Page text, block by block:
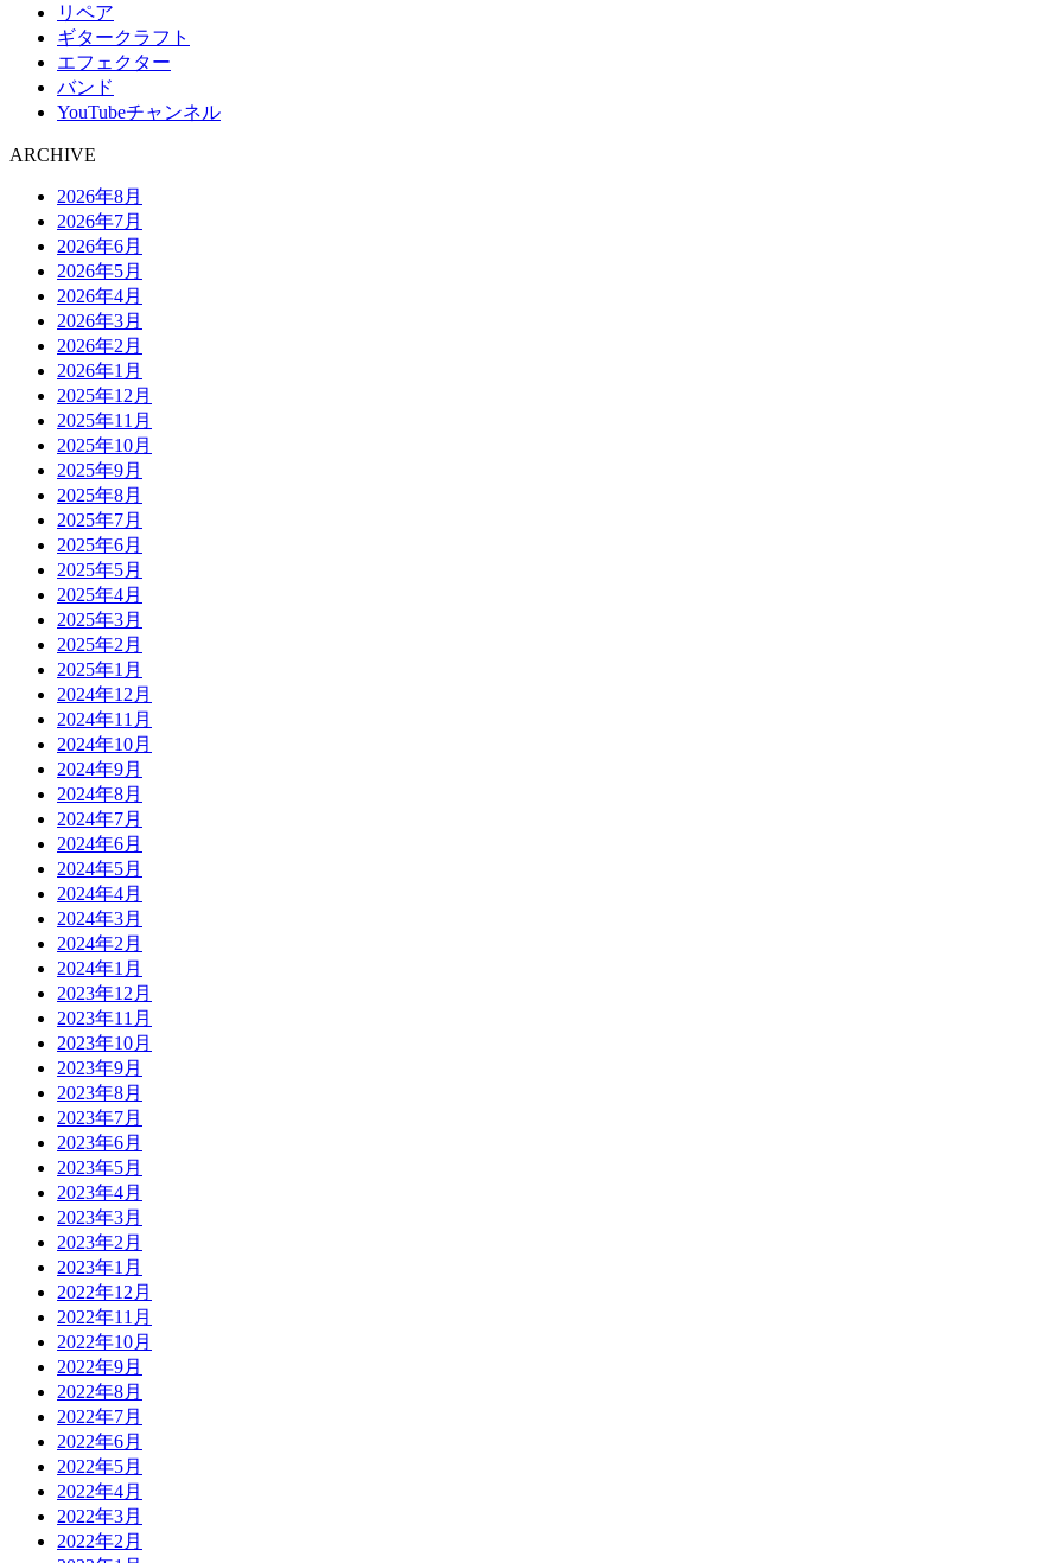
リペア
ギタークラフト
エフェクター
バンド
YouTubeチャンネル
ARCHIVE
2026年8月
2026年7月
2026年6月
2026年5月
2026年4月
2026年3月
2026年2月
2026年1月
2025年12月
2025年11月
2025年10月
2025年9月
2025年8月
2025年7月
2025年6月
2025年5月
2025年4月
2025年3月
2025年2月
2025年1月
2024年12月
2024年11月
2024年10月
2024年9月
2024年8月
2024年7月
2024年6月
2024年5月
2024年4月
2024年3月
2024年2月
2024年1月
2023年12月
2023年11月
2023年10月
2023年9月
2023年8月
2023年7月
2023年6月
2023年5月
2023年4月
2023年3月
2023年2月
2023年1月
2022年12月
2022年11月
2022年10月
2022年9月
2022年8月
2022年7月
2022年6月
2022年5月
2022年4月
2022年3月
2022年2月